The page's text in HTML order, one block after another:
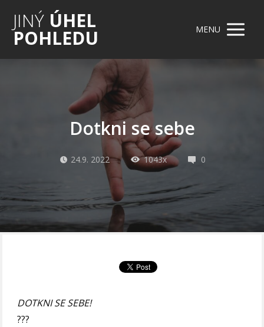
JINÝ ÚHEL
POHLEDU MENU
Dotkni se sebe
24.9. 2022 1043x 0
DOTKNI SE SEBE!
???